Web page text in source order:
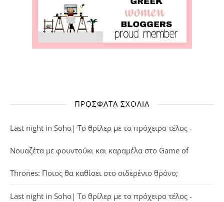
ΠΡΌΣΦΑΤΑ ΣΧΌΛΙΑ
Last night in Soho| Το θρίλερ με το πρόχειρο τέλος -
Νουαζέτα με φουντούκι και καραμέλα στο Game of
Thrones: Ποιος θα καθίσει στο σιδερένιο θρόνο;
Last night in Soho| Το θρίλερ με το πρόχειρο τέλος -